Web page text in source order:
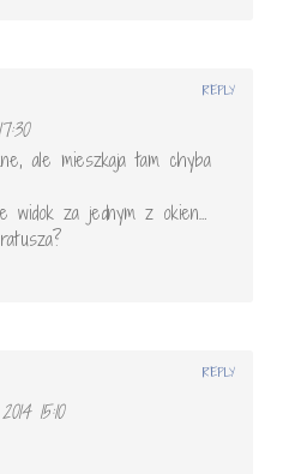
ale mieszkaja tam chyba
widok za jednym z okien…
REPLY
15:10
REPLY